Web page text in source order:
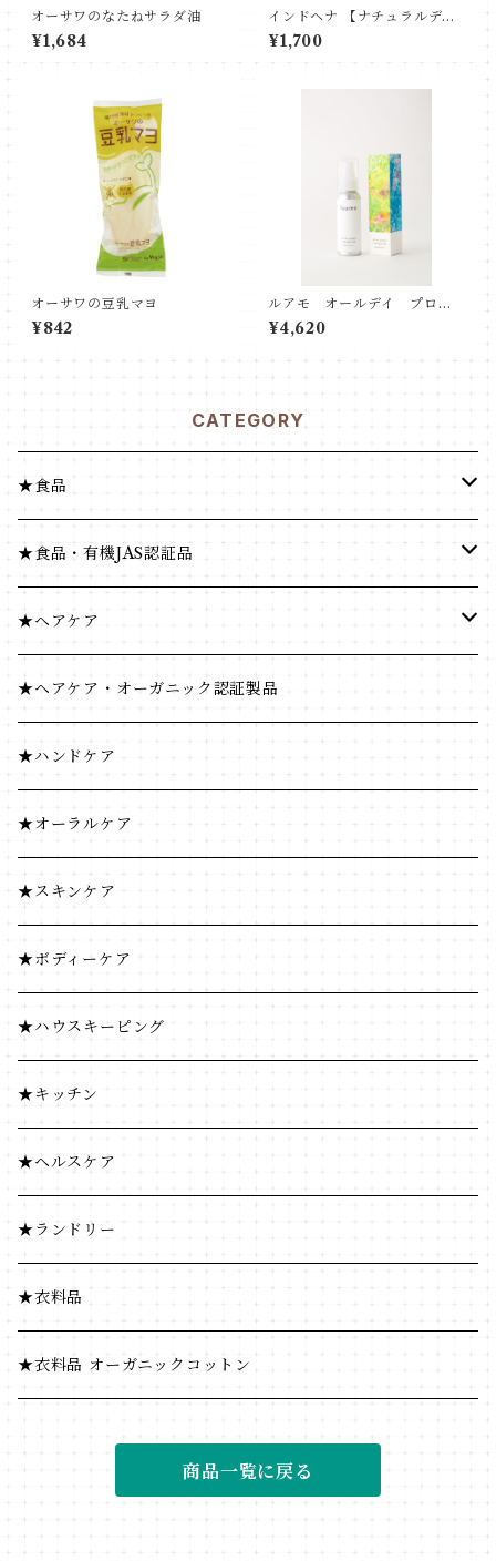
オーサワのなたねサラダ油
¥1,684
インドヘナ 【ナチュラルディ
ープレッド】100ｇ
¥1,700
オーサワの豆乳マヨ
¥842
ルアモ オールデイ プロテ
クト UVアクヴェール
¥4,620
CATEGORY
★食品
健康食品
米・小麦・シリアル
菓子類
穀物飲料・飲料
調味料
コーヒー・茶類
加工食品
豆・ごま類
ふりかけ・漬物・佃煮
海藻・乾物
★食品・有機JAS認証品
健康食品
米・小麦・シリアル
菓子類
穀物飲料・飲料
調味料
コーヒー・茶類
加工食品
豆・ごま類
ふりかけ・漬物・佃煮
海藻・乾物
★ヘアケア
ヘナ
★ヘアケア・オーガニック認証製品
★ハンドケア
★オーラルケア
★スキンケア
★ボディーケア
★ハウスキーピング
★キッチン
★ヘルスケア
★ランドリー
★衣料品
★衣料品 オーガニックコットン
商品一覧に戻る